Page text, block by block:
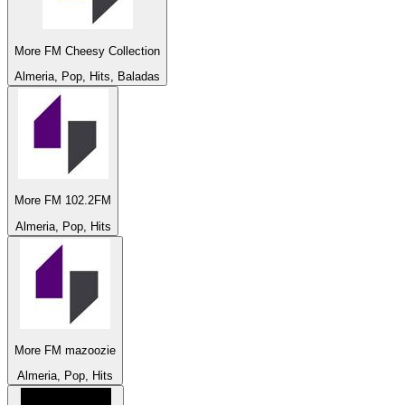
More FM Cheesy Collection
Almeria, Pop, Hits, Baladas
More FM 102.2FM
Almeria, Pop, Hits
More FM mazoozie
Almeria, Pop, Hits